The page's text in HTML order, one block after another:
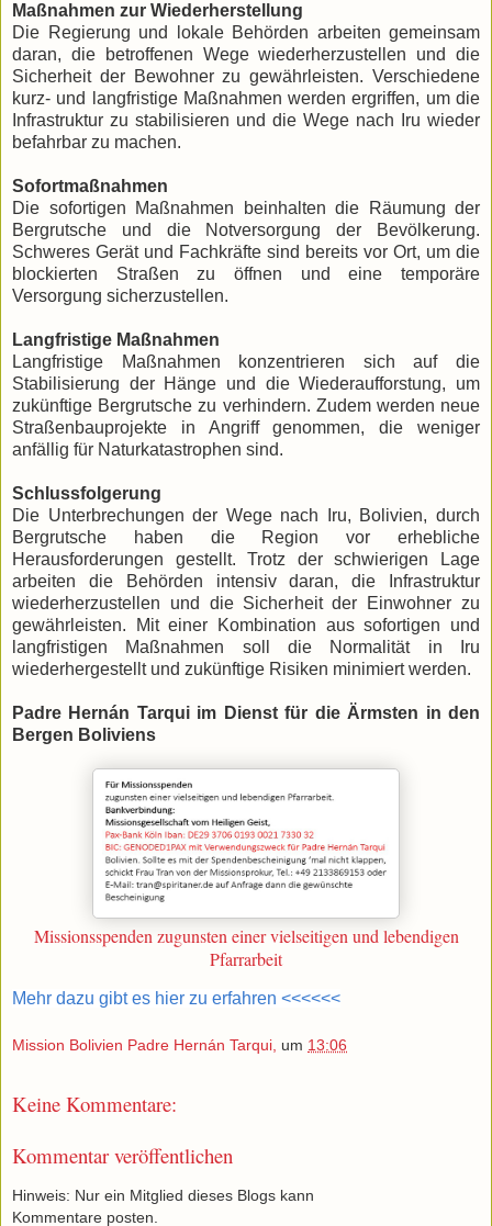
Maßnahmen zur Wiederherstellung
Die Regierung und lokale Behörden arbeiten gemeinsam
daran, die betroffenen Wege wiederherzustellen und die
Sicherheit der Bewohner zu gewährleisten. Verschiedene
kurz- und langfristige Maßnahmen werden ergriffen, um die
Infrastruktur zu stabilisieren und die Wege nach Iru wieder
befahrbar zu machen.
Sofortmaßnahmen
Die sofortigen Maßnahmen beinhalten die Räumung der
Bergrutsche und die Notversorgung der Bevölkerung.
Schweres Gerät und Fachkräfte sind bereits vor Ort, um die
blockierten Straßen zu öffnen und eine temporäre
Versorgung sicherzustellen.
Langfristige Maßnahmen
Langfristige Maßnahmen konzentrieren sich auf die
Stabilisierung der Hänge und die Wiederaufforstung, um
zukünftige Bergrutsche zu verhindern. Zudem werden neue
Straßenbauprojekte in Angriff genommen, die weniger
anfällig für Naturkatastrophen sind.
Schlussfolgerung
Die Unterbrechungen der Wege nach Iru, Bolivien, durch
Bergrutsche haben die Region vor erhebliche
Herausforderungen gestellt. Trotz der schwierigen Lage
arbeiten die Behörden intensiv daran, die Infrastruktur
wiederherzustellen und die Sicherheit der Einwohner zu
gewährleisten. Mit einer Kombination aus sofortigen und
langfristigen Maßnahmen soll die Normalität in Iru
wiederhergestellt und zukünftige Risiken minimiert werden.
Padre Hernán Tarqui im Dienst für die Ärmsten in den
Bergen Boliviens
Missionsspenden zugunsten einer vielseitigen und lebendigen
Pfarrarbeit
Mehr dazu gibt es hier zu erfahren <<<<<<
Mission Bolivien Padre Hernán Tarqui, um 13:06
Keine Kommentare:
Kommentar veröffentlichen
Hinweis: Nur ein Mitglied dieses Blogs kann
Kommentare posten.